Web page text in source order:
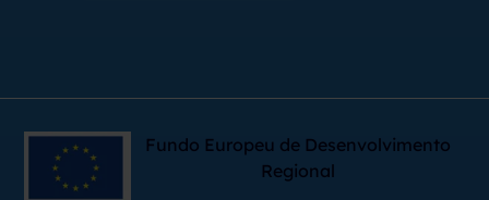
Fundo Europeu de Desenvolvimento
Regional